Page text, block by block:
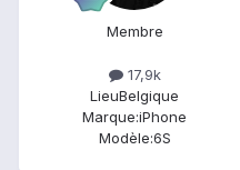
Membre
17,9k
LieuBelgique
Marque:iPhone
Modèle:6S